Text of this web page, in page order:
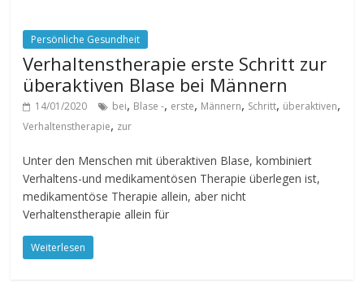
Persönliche Gesundheit
Verhaltenstherapie erste Schritt zur
überaktiven Blase bei Männern
14/01/2020 bei, Blase -, erste, Männern, Schritt, überaktiven,
Verhaltenstherapie, zur
Unter den Menschen mit überaktiven Blase, kombiniert
Verhaltens-und medikamentösen Therapie überlegen ist,
medikamentöse Therapie allein, aber nicht
Verhaltenstherapie allein für
Weiterlesen